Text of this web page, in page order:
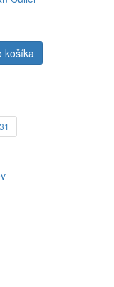
košíka
31